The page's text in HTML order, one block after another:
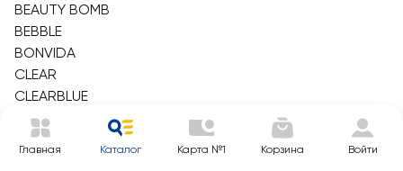
BEAUTY BOMB
BEBBLE
BONVIDA
CLEAR
CLEARBLUE
CUTE-CUTE
DR.ZIZA
Главная Каталог Карта №1 Корзина Войти